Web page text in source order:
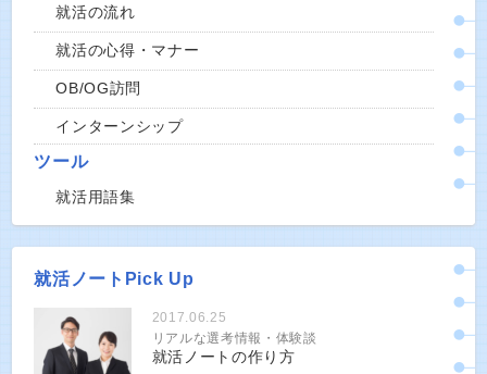
就活の流れ
就活の心得・マナー
OB/OG訪問
インターンシップ
ツール
就活用語集
就活ノートPick Up
2017.06.25
リアルな選考情報・体験談
就活ノートの作り方